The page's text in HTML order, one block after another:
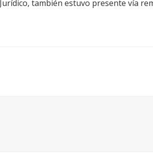
también estuvo presente vía